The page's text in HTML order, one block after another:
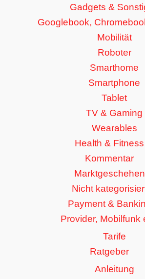
Gadgets &
Googlebook,
Mobilität
Roboter
Smarthome
Smartphone
Tablet
TV & Gaming
Wearables
Health & Fitness
Kommentar
Marktgeschehen
Nicht
Payment &
Provider, Mobilfunk
Tarife
Ratgeber
Anleitung